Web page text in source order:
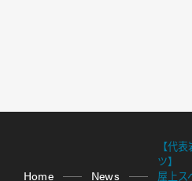
Home News
【代
ツ】
屋上ス